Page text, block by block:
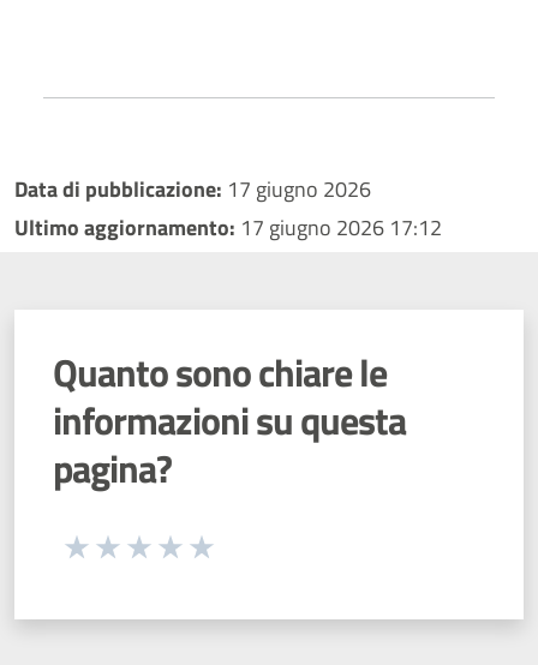
Data di pubblicazione: 17 giugno 2026
Ultimo aggiornamento: 17 giugno 2026 17:12
Quanto sono chiare le
informazioni su questa
pagina?
Seleziona una valutazione da 1 a 5 stelle